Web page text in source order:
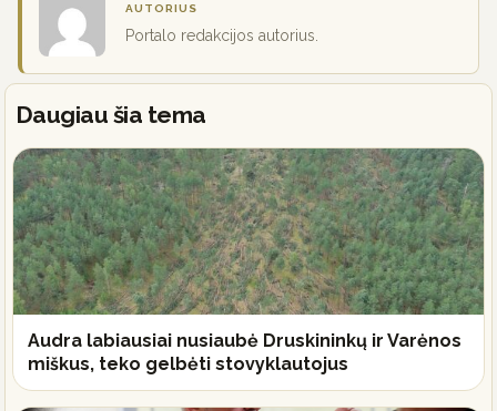
AUTORIUS
Portalo redakcijos autorius.
Daugiau šia tema
Audra labiausiai nusiaubė Druskininkų ir Varėnos
miškus, teko gelbėti stovyklautojus